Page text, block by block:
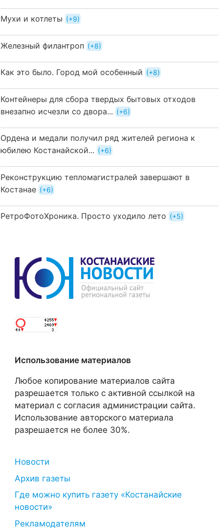
Мухи и котлеты +9
Железный филантроп +8
Как это было. Город мой особенный +8
Контейнеры для сбора твердых бытовых отходов
внезапно исчезли со двора...
+6
Ордена и медали получил ряд жителей региона к
юбилею Костанайской...
+6
Реконструкцию тепломагистралей завершают в
Костанае
+6
РетроФотоХроника. Просто уходило лето +5
Использование материалов
Любое копирование материалов сайта
разрешается только с активной ссылкой на
материал с согласия администрации сайта.
Использование авторского материала
разрешается не более 30%.
Новости
Архив газеты
Где можно купить газету «Костанайские
новости»
Рекламодателям